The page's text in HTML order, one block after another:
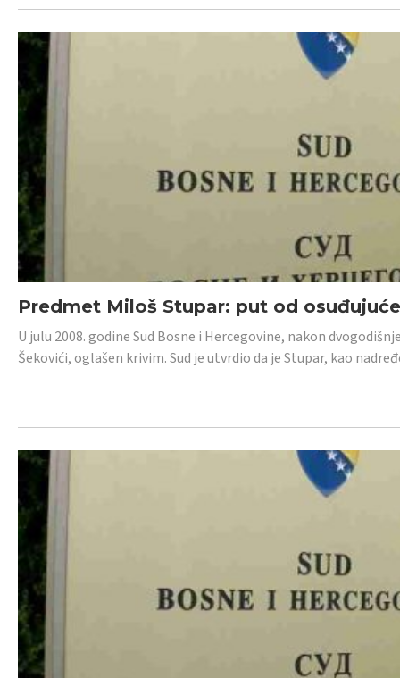
Predmet Miloš Stupar: put od
U julu 2008. godine Sud Bosne i Hercegovine, nakon
Šekovići, oglašen krivim. Sud je utvrdio da je Stupar, kao